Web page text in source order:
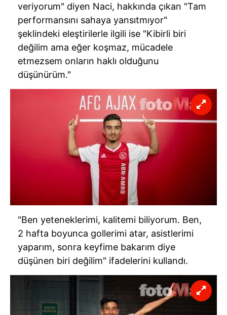
veriyorum" diyen Naci, hakkında çıkan "Tam
performansını sahaya yansıtmıyor"
şeklindeki eleştirilerle ilgili ise "Kibirli biri
değilim ama eğer koşmaz, mücadele
etmezsem onların haklı olduğunu
düşünürüm."
"Ben yeteneklerimi, kalitemi biliyorum. Ben,
2 hafta boyunca gollerimi atar, asistlerimi
yaparım, sonra keyfime bakarım diye
düşünen biri değilim" ifadelerini kullandı.